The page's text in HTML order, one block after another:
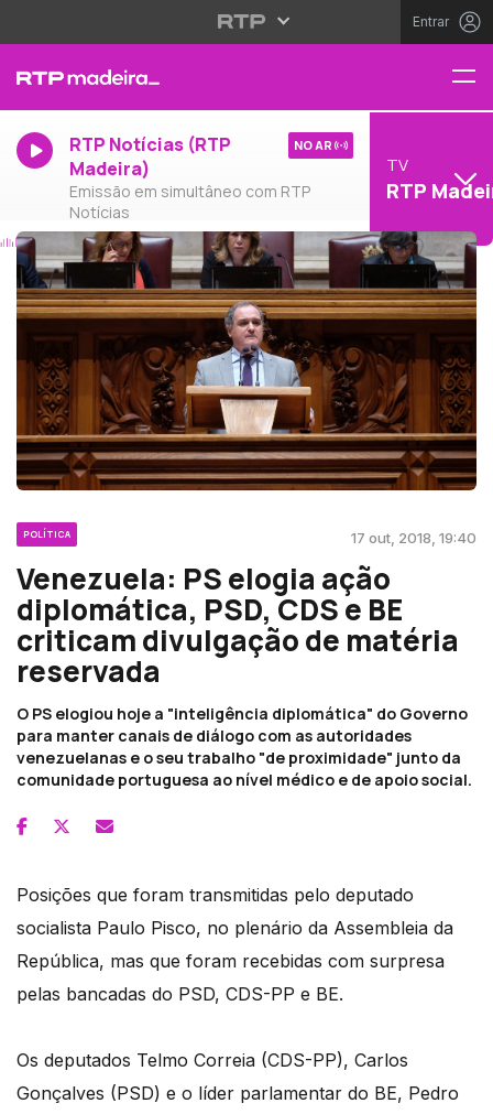
Entrar
RTP Notícias (RTP
Madeira)
Emissão em simultâneo com RTP
Notícias
NO AR
TV
RTP
POLÍTICA 17 out, 2018, 19:40
Venezuela: PS elogia ação
diplomática, PSD, CDS e BE
criticam divulgação de matéria
reservada
O PS elogiou hoje a "inteligência diplomática" do Governo
para manter canais de diálogo com as autoridades
venezuelanas e o seu trabalho "de proximidade" junto da
comunidade portuguesa ao nível médico e de apoio social.
Posições que foram transmitidas pelo deputado
socialista Paulo Pisco, no plenário da Assembleia da
República, mas que foram recebidas com surpresa
pelas bancadas do PSD, CDS-PP e BE.
Os deputados Telmo Correia (CDS-PP), Carlos
Gonçalves (PSD) e o líder parlamentar do BE, Pedro